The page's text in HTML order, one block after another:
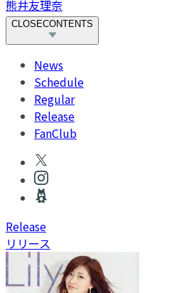
熊井友理奈
CLOSECONTENTS
News
Schedule
Regular
Release
FanClub
Release
リリース